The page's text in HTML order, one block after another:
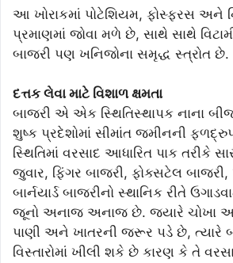
આ ખોરાકમાં પોટેશિયમ, ફોસ્ફરસ અને
પ્રમાણમાં જોવા મળે છે, સાથે સાથે
બાજરી પણ ખનિજોના સમૃદ્ધ સ્ત્રોત છે.
દત્તક લેવા માટે વિશાળ ક્ષમતા
બાજરી એ એક સ્થિતિસ્થાપક નાના
શુષ્ક પ્રદેશોમાં સીમાંત જમીનની
સ્થિતિમાં વરસાદ આધારિત પાક તરીકે
જુવાર, ફિંગર બાજરી, ફોક્સટેલ
બાર્નયાર્ડ બાજરીનો સ્થાનિક રીતે
જૂનો અનાજ અનાજ છે. જ્યારે ચોખા
પાણી અને ખાતરની જરૂર પડે છે, ત્યારે
વિસ્તારોમાં ખીલી શકે છે કારણ કે તે